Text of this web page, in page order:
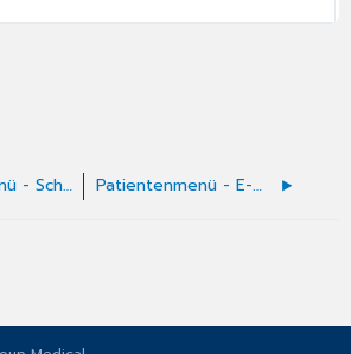
Patientenmenü - Schnellaufruf von Attesten Patientenmenü - E-Mail aus Outlook übernehmen